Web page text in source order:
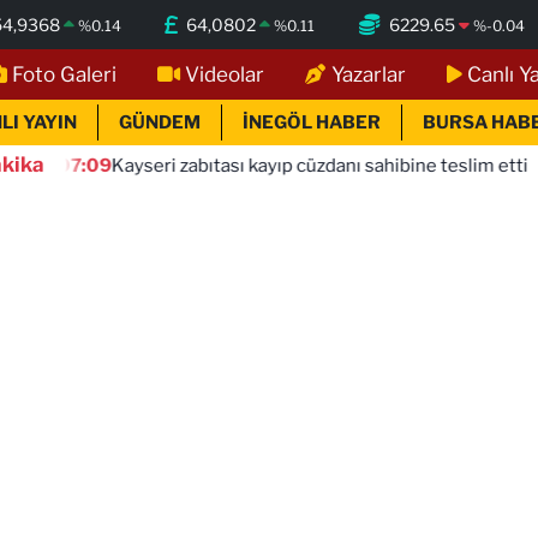
%0.14 64,0802 %0.11 6229.65 %-0.04
Foto Galeri Videolar Yazarlar Canlı
YAYIN GÜNDEM İNEGÖL HABER BURSA
Kayseri zabıtası kayıp cüzdanı sahibine teslim etti 05:14